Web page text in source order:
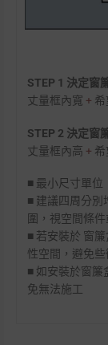
STEP 1 決定窗
丈量框內寬 +
STEP 2 決定窗
丈量框內高 +
■ 最小尺寸單位
■ 建議四周分別
圍，視空間條
■ 若安裝於 窗
性空間，避免
■ 如安裝於窗簾
免無法施工